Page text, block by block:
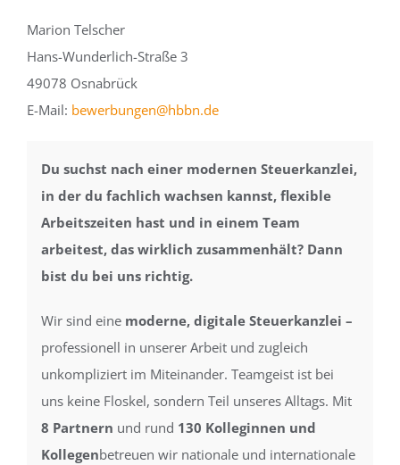
Marion Telscher
Hans-Wunderlich-Straße 3
49078 Osnabrück
E-Mail: bewerbungen@hbbn.de
Du suchst nach einer modernen Steuerkanzlei,
in der du fachlich wachsen kannst, flexible
Arbeitszeiten hast und in einem Team
arbeitest, das wirklich zusammenhält? Dann
bist du bei uns richtig.
Wir sind eine moderne, digitale Steuerkanzlei –
professionell in unserer Arbeit und zugleich
unkompliziert im Miteinander. Teamgeist ist bei
uns keine Floskel, sondern Teil unseres Alltags. Mit
8 Partnern und rund 130 Kolleginnen und
Kollegenbetreuen wir nationale und internationale